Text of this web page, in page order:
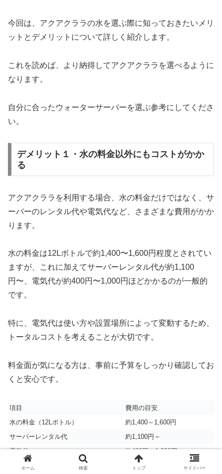
今回は、アクアクララの水を選ぶ際に知っておきたいメリ
ットとデメリットについて詳しく紹介します。
これを読めば、より納得してアクアクララを選べるように
なります。
自分に合ったウォーターサーバーを選ぶ参考にしてくださ
い。
デメリット１・水の料金以外にもコストがかか
る
アクアクララを利用する場合、水の料金だけではなく、サ
ーバーのレンタル代や電気代など、さまざまな費用がかか
ります。
水の料金は12Lボトルで約1,400〜1,600円程度とされてい
ますが、これに加えてサーバーレンタル代が約1,100
円〜、電気代が約400円〜1,000円ほどかかるのが一般的
です。
特に、電気代は使い方や設置場所によって変動するため、
トータルコストを考えることが大切です。
料金面が気になる方は、事前に予算をしっかり確認してお
くと安心です。
項目
費用の目安
水の料金（12Lボトル）
約1,400～1,600円
サーバーレンタル代
約1,100円～
電気代
約400円～1,000円
ホーム 検索 トップ サイドバー